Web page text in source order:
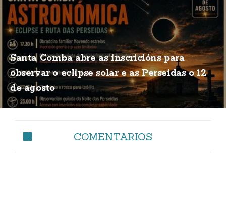
Santa Comba abre as inscricións para
observar o eclipse solar e as Perseidas o 12
de agosto
COMENTARIOS